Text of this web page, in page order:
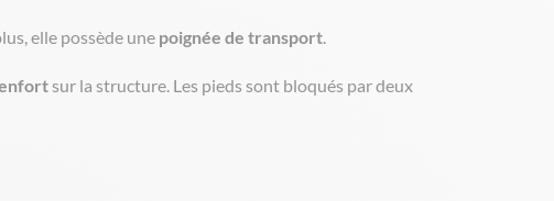
elle possède une poignée de transport.
sur la structure. Les pieds sont bloqués par deux